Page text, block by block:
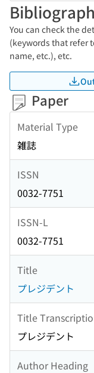
You can check the
(keywords that refer
name, etc.), etc.
Paper
Material Type
雑誌
ISSN
0032-7751
ISSN-L
0032-7751
Title
プレジデント
Title
プレジデント
Author Heading